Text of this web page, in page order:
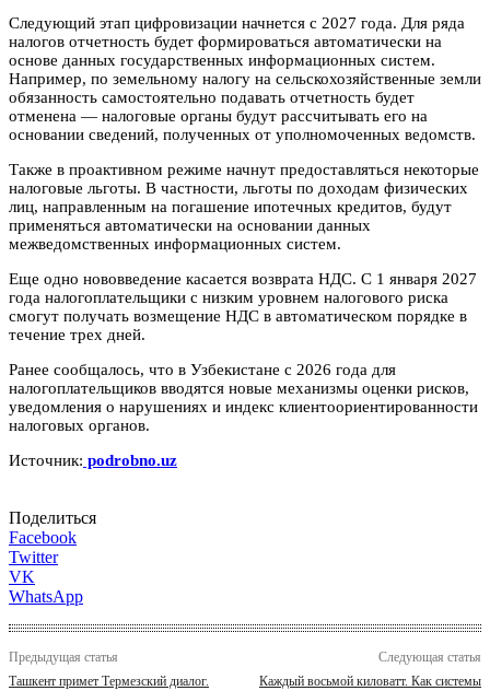
Следующий этап цифровизации начнется с 2027 года. Для ряда
налогов отчетность будет формироваться автоматически на
основе данных государственных информационных систем.
Например, по земельному налогу на сельскохозяйственные земли
обязанность самостоятельно подавать отчетность будет
отменена — налоговые органы будут рассчитывать его на
основании сведений, полученных от уполномоченных ведомств.
Также в проактивном режиме начнут предоставляться некоторые
налоговые льготы. В частности, льготы по доходам физических
лиц, направленным на погашение ипотечных кредитов, будут
применяться автоматически на основании данных
межведомственных информационных систем.
Еще одно нововведение касается возврата НДС. С 1 января 2027
года налогоплательщики с низким уровнем налогового риска
смогут получать возмещение НДС в автоматическом порядке в
течение трех дней.
Ранее сообщалось, что в Узбекистане с 2026 года для
налогоплательщиков вводятся новые механизмы оценки рисков,
уведомления о нарушениях и индекс клиентоориентированности
налоговых органов.
Источник: podrobno.uz
Поделиться
Facebook
Twitter
VK
WhatsApp
Предыдущая статья
Ташкент примет Термезский диалог.
Следующая статья
Каждый восьмой киловатт. Как системы